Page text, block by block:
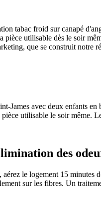
tabac froid sur canapé
pièce utilisable dès le soir
que se construit notre
avec deux enfants en
utilisable le soir même.
des
le logement 15 minutes
sur les fibres. Un